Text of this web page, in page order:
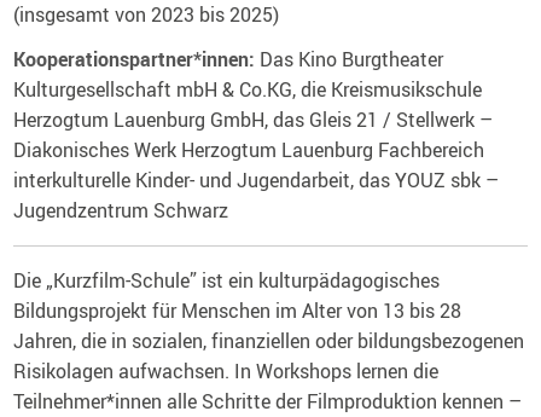
(insgesamt von 2023 bis 2025)
Kooperationspartner*innen: Das Kino Burgtheater
Kulturgesellschaft mbH & Co.KG, die Kreismusikschule
Herzogtum Lauenburg GmbH, das Gleis 21 / Stellwerk –
Diakonisches Werk Herzogtum Lauenburg Fachbereich
interkulturelle Kinder- und Jugendarbeit, das YOUZ sbk –
Jugendzentrum Schwarz
Die „Kurzfilm-Schule” ist ein kulturpädagogisches
Bildungsprojekt für Menschen im Alter von 13 bis 28
Jahren, die in sozialen, finanziellen oder bildungsbezogenen
Risikolagen aufwachsen. In Workshops lernen die
Teilnehmer*innen alle Schritte der Filmproduktion kennen –